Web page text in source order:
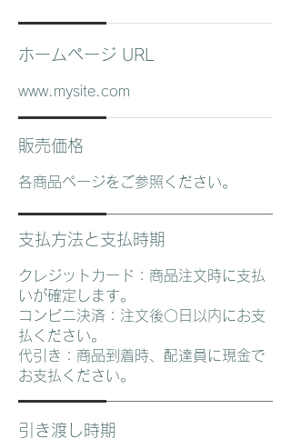
ホームページ URL
www.mysite.com
販売価格
各商品ページをご参照ください。
支払方法と支払時期
クレジットカード：商品注文時に支払
いが確定します。
コンビニ決済：注文後〇日以内にお支
払ください。
代引き：商品到着時、配達員に現金で
お支払ください。
引き渡し時期